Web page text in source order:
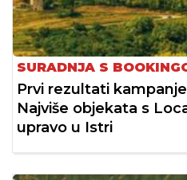
SURADNJA S
Prvi rezultati
Najviše objekata s
upravo u Istri